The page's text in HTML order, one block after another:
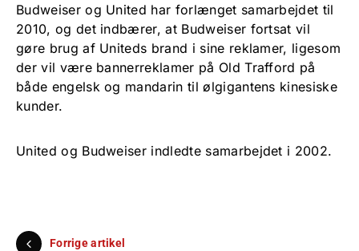
Budweiser og United har forlænget samarbejdet til
2010, og det indbærer, at Budweiser fortsat vil
gøre brug af Uniteds brand i sine reklamer, ligesom
der vil være bannerreklamer på Old Trafford på
både engelsk og mandarin til ølgigantens kinesiske
kunder.
United og Budweiser indledte samarbejdet i 2002.
Forrige artikel